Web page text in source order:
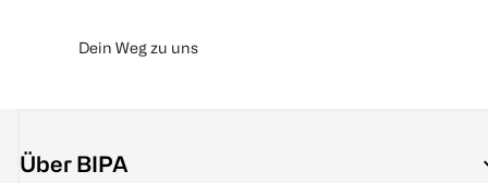
Dein Weg zu uns
Über BIPA